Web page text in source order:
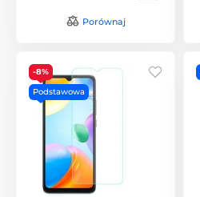
Porównaj
-8%
Podstawowa